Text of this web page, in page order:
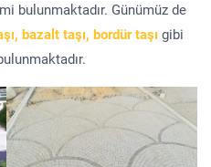
bulunmaktadır. Günümüz de
bazalt taşı, bordür taşı gibi